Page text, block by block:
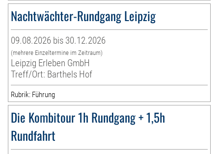
Nachtwächter-Rundgang Leipzig
09.08.2026 bis 30.12.2026
(mehrere Einzeltermine im Zeitraum)
Leipzig Erleben GmbH
Treff/Ort: Barthels Hof
Rubrik: Führung
Die Kombitour 1h Rundgang + 1,5h
Rundfahrt